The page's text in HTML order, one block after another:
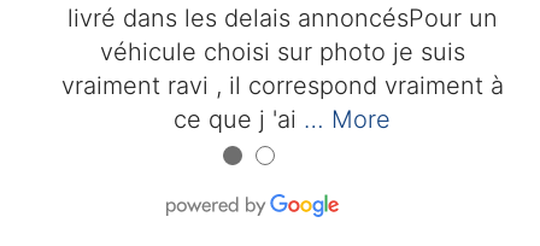
livré dans les delais annoncésPour un
véhicule choisi sur photo je suis
vraiment ravi , il correspond vraiment à
ce que j 'ai … More
● ●